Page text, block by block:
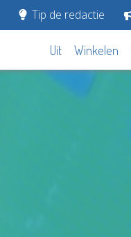
Tip de redactie
Uit Winkelen